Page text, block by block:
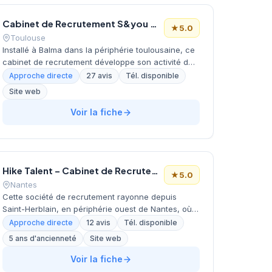
marseillaise.
Cabinet de Recrutement S&you Occitanie
Toulouse
★5.0
Installé à Balma dans la périphérie toulousaine, ce
cabinet de recrutement développe son activité de
conseil en ressources humaines depuis son
adresse de la rue de la Tuilerie. La structure
accompagne les entreprises locales dans leurs
recherches de talents et leurs problématiques de
permet de couvrir efficacement le bassin d'emploi
métropolitain.
Approche directe 27 avis
Tél. disponible
Site web
Voir la fiche
Hike Talent – Cabinet de Recrutement et de Chasse de Tête Nantes / Conseil RH et Formation
Nantes
★5.0
Cette société de recrutement rayonne depuis
Saint-Herblain, en périphérie ouest de Nantes, où
elle a établi ses bureaux boulevard Charles de
Gaulle. Spécialisée dans l'accompagnement des
entreprises dans leurs recrutements, elle
développe une approche personnalisée pour
Approche directe 12 avis
Tél. disponible
5 ans d'ancienneté
Site web
Voir la fiche